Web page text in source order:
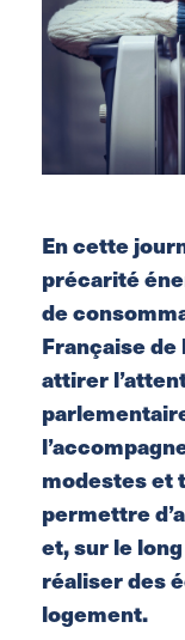
En cette
précarité
de
Française
attirer
modestes et
permettre
et, sur le
réaliser des
logement.